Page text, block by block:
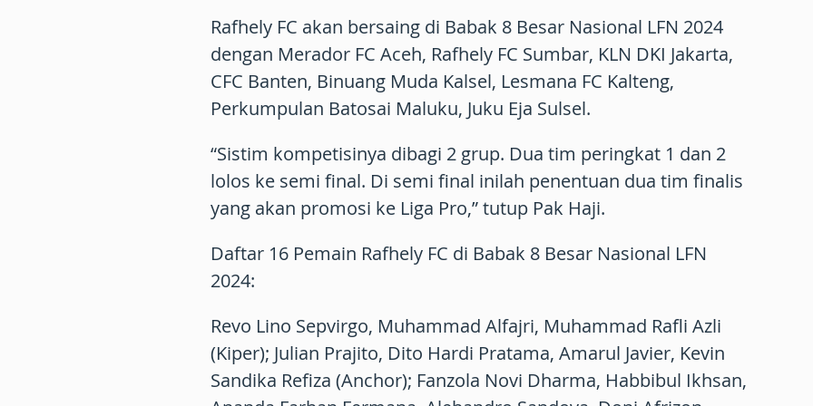
Rafhely FC akan bersaing di Babak 8 Besar Nasional LFN 2024
dengan Merador FC Aceh, Rafhely FC Sumbar, KLN DKI Jakarta,
CFC Banten, Binuang Muda Kalsel, Lesmana FC Kalteng,
Perkumpulan Batosai Maluku, Juku Eja Sulsel.
“Sistim kompetisinya dibagi 2 grup. Dua tim peringkat 1 dan 2
lolos ke semi final. Di semi final inilah penentuan dua tim finalis
yang akan promosi ke Liga Pro,” tutup Pak Haji.
Daftar 16 Pemain Rafhely FC di Babak 8 Besar Nasional LFN
2024:
Revo Lino Sepvirgo, Muhammad Alfajri, Muhammad Rafli Azli
(Kiper); Julian Prajito, Dito Hardi Pratama, Amarul Javier, Kevin
Sandika Refiza (Anchor); Fanzola Novi Dharma, Habbibul Ikhsan,